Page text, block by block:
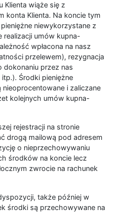
Klienta wiąże się z
konta Klienta. Na koncie tym
niewykorzystane z
realizacji umów kupna-
wpłacona na nasz
przelewem), rezygnacja
dokonaniu przez nas
Środki pieniężne
i zaliczane
kolejnych umów kupna-
rejestracji na stronie
drogą mailową pod adresem
o nieprzechowywaniu
środków na koncie lecz
zwrocie na rachunek
także później w
środki są przechowywane na